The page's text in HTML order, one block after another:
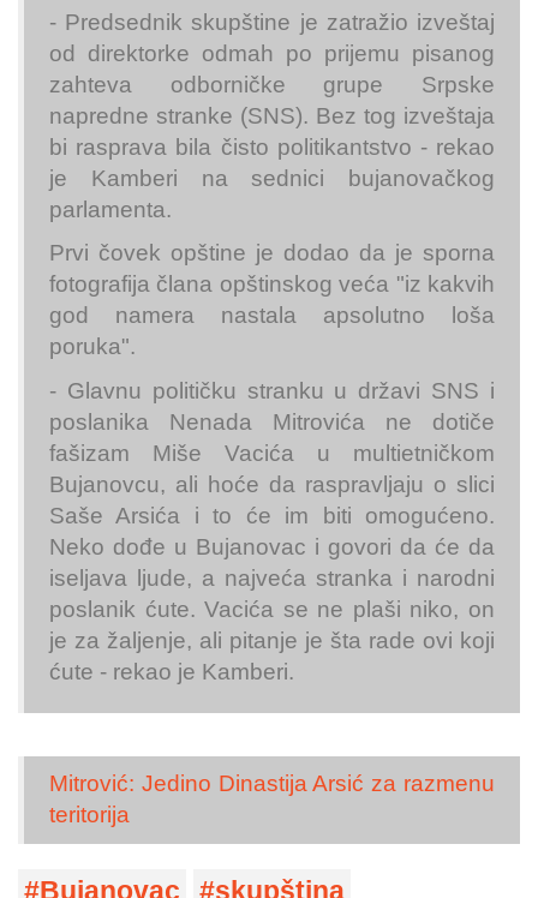
- Predsednik skupštine je zatražio izveštaj
od direktorke odmah po prijemu pisanog
zahteva odborničke grupe Srpske
napredne stranke (SNS). Bez tog izveštaja
bi rasprava bila čisto politikantstvo - rekao
je Kamberi na sednici bujanovačkog
parlamenta.
Prvi čovek opštine je dodao da je sporna
fotografija člana opštinskog veća "iz kakvih
god namera nastala apsolutno loša
poruka".
- Glavnu političku stranku u državi SNS i
poslanika Nenada Mitrovića ne dotiče
fašizam Miše Vacića u multietničkom
Bujanovcu, ali hoće da raspravljaju o slici
Saše Arsića i to će im biti omogućeno.
Neko dođe u Bujanovac i govori da će da
iseljava ljude, a najveća stranka i narodni
poslanik ćute. Vacića se ne plaši niko, on
je za žaljenje, ali pitanje je šta rade ovi koji
ćute - rekao je Kamberi.
Mitrović: Jedino Dinastija Arsić za razmenu
teritorija
Bujanovac
skupština